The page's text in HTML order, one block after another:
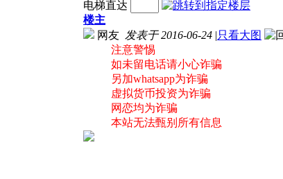
电梯直达
楼主
网友 发表于 2016-06-24 |只看大图
注意警惕
如未留电话请小心诈骗
另加whatsapp为诈骗
虚拟货币投资为诈骗
网恋均为诈骗
本站无法甄别所有信息